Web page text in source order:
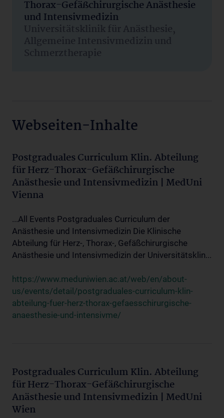
Thorax-Gefäßchirurgische Anästhesie
und Intensivmedizin
Universitätsklinik für Anästhesie,
Allgemeine Intensivmedizin und
Schmerztherapie
Webseiten-Inhalte
Postgraduales Curriculum Klin. Abteilung
für Herz-Thorax-Gefäßchirurgische
Anästhesie und Intensivmedizin | MedUni
Vienna
...All Events Postgraduales Curriculum der
Anästhesie und Intensivmedizin Die Klinische
Abteilung für Herz-, Thorax-, Gefäßchirurgische
Anästhesie und Intensivmedizin der Universitätsklin...
https://www.meduniwien.ac.at/web/en/about-
us/events/detail/postgraduales-curriculum-klin-
abteilung-fuer-herz-thorax-gefaesschirurgische-
anaesthesie-und-intensivme/
Postgraduales Curriculum Klin. Abteilung
für Herz-Thorax-Gefäßchirurgische
Anästhesie und Intensivmedizin | MedUni
Wien